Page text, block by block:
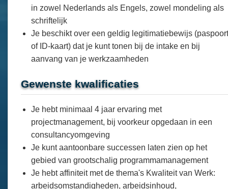
in zowel Nederlands als Engels, zowel mondeling als
schriftelijk
Je beschikt over een geldig legitimatiebewijs (paspoort
of ID-kaart) dat je kunt tonen bij de intake en bij
aanvang van je werkzaamheden
Gewenste kwalificaties
Je hebt minimaal 4 jaar ervaring met
projectmanagement, bij voorkeur opgedaan in een
consultancyomgeving
Je kunt aantoonbare successen laten zien op het
gebied van grootschalig programmamanagement
Je hebt affiniteit met de thema's Kwaliteit van Werk:
arbeidsomstandigheden, arbeidsinhoud,